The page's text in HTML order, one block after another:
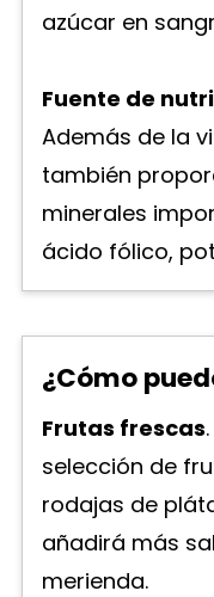
azúcar en
Fuente de
Además de la
también
minerales
ácido fólico,
¿Cómo
Frutas frescas
selección de
rodajas de
añadirá más
merienda.